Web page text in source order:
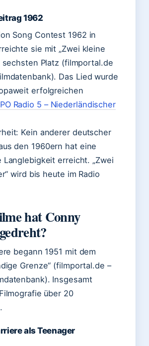
1962
Song Contest 1962 in
sie mit „Zwei kleine
sechsten Platz (filmportal.de
Das Lied wurde
erfolgreichen
Radio 5 – Niederländischer
Kein anderer deutscher
den 1960ern hat eine
Langlebigkeit erreicht. „Zwei
wird bis heute im Radio
hat Conny
begann 1951 mit dem
Grenze“ (filmportal.de –
Insgesamt
über 20
als Teenager